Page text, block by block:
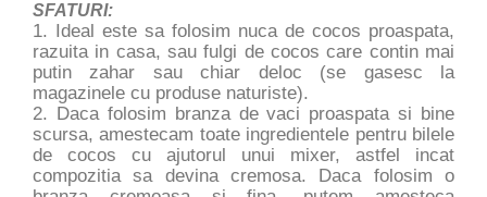
SFATURI:
1. Ideal este sa folosim nuca de cocos proaspata,
razuita in casa, sau fulgi de cocos care contin mai
putin zahar sau chiar deloc (se gasesc la
magazinele cu produse naturiste).
2. Daca folosim branza de vaci proaspata si bine
scursa, amestecam toate ingredientele pentru bilele
de cocos cu ajutorul unui mixer, astfel incat
compozitia sa devina cremosa. Daca folosim o